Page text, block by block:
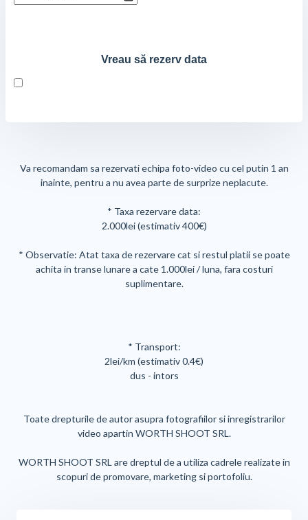
Vreau să rezerv data
Va recomandam sa rezervati echipa foto-video cu cel putin 1 an
inainte, pentru a nu avea parte de surprize neplacute.
* Taxa rezervare data:
2.000lei (estimativ 400€)
* Observatie: Atat taxa de rezervare cat si restul platii se poate
achita in transe lunare a cate 1.000lei / luna, fara costuri
suplimentare.
* Transport:
2lei/km (estimativ 0.4€)
dus - intors
Toate drepturile de autor asupra fotografiilor si inregistrarilor
video apartin WORTH SHOOT SRL.
WORTH SHOOT SRL are dreptul de a utiliza cadrele realizate in
scopuri de promovare, marketing si portofoliu.